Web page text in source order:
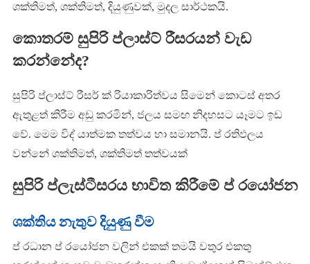
ශක්තිමත්, ශක්තිමත්, දියුණුවක්, මුදල සාර්ථකයි.
කොතරම් සුපිරි ප්ලාස්ට් රීසරයන් වැඩ
කරන්නේද?
සුපිරි ප්ලාස්ට් රීසර් ක් රියාකාරිත්වය සිමෙන් කොටස් අතර
ඇතුළත් කිරීම අඩු කරමින්, ජලය සමඟ නිදහසට යෑමට ඉඩ
වේ. මෙම විද් යාත්මක තත්වය හා සමානයි. ප් රතිඵලය
වන්නේ ශක්තිමත්, ශක්තිමත් තත්වයක්
සුපිරි ප්ලැස්ටීසරය භාවිත කිරීමේ ප් රයෝජන
ශක්තිය නැතුව දියුණු වීම
ප් රධාන ප් රයෝජන වලින් එකක් තමයි වතුර එකතු